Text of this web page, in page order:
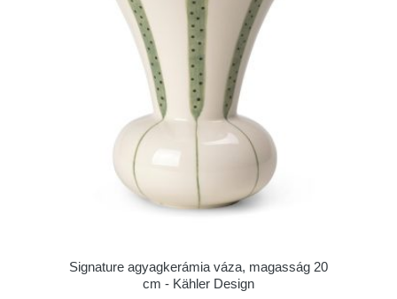
Signature agyagkerámia váza, magasság 20
cm - Kähler Design